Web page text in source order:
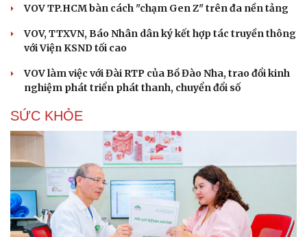
VOV TP.HCM bàn cách "chạm Gen Z" trên đa nền tảng
VOV, TTXVN, Báo Nhân dân ký kết hợp tác truyền thông
với Viện KSND tối cao
VOV làm việc với Đài RTP của Bồ Đào Nha, trao đổi kinh
nghiệm phát triển phát thanh, chuyển đổi số
SỨC KHỎE